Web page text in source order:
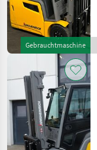
Gebrauchtmaschine